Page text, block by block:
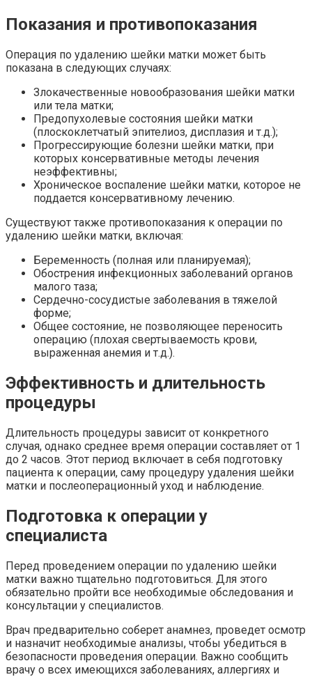
Показания и противопоказания
Операция по удалению шейки матки может быть
показана в следующих случаях:
Злокачественные новообразования шейки матки
или тела матки;
Предопухолевые состояния шейки матки
(плоскоклетчатый эпителиоз, дисплазия и т.д.);
Прогрессирующие болезни шейки матки, при
которых консервативные методы лечения
неэффективны;
Хроническое воспаление шейки матки, которое не
поддается консервативному лечению.
Существуют также противопоказания к операции по
удалению шейки матки, включая:
Беременность (полная или планируемая);
Обострения инфекционных заболеваний органов
малого таза;
Сердечно-сосудистые заболевания в тяжелой
форме;
Общее состояние, не позволяющее переносить
операцию (плохая свертываемость крови,
выраженная анемия и т.д.).
Эффективность и длительность
процедуры
Длительность процедуры зависит от конкретного
случая, однако среднее время операции составляет от 1
до 2 часов. Этот период включает в себя подготовку
пациента к операции, саму процедуру удаления шейки
матки и послеоперационный уход и наблюдение.
Подготовка к операции у
специалиста
Перед проведением операции по удалению шейки
матки важно тщательно подготовиться. Для этого
обязательно пройти все необходимые обследования и
консультации у специалистов.
Врач предварительно соберет анамнез, проведет осмотр
и назначит необходимые анализы, чтобы убедиться в
безопасности проведения операции. Важно сообщить
врачу о всех имеющихся заболеваниях, аллергиях и